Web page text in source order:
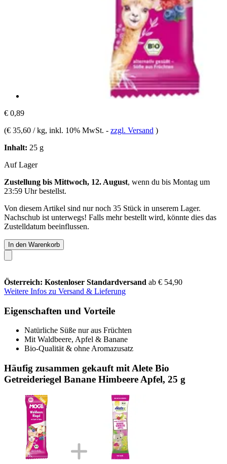
€ 0,89
(€ 35,60 / kg, inkl. 10% MwSt. - zzgl. Versand )
Inhalt: 25 g
Auf Lager
Zustellung bis Mittwoch, 12. August, wenn du bis Montag um
23:59 Uhrbestellst.
Von diesem Artikel sind nur noch 35 Stück in unserem Lager.
Nachschub ist unterwegs! Falls mehr bestellt wird, könnte dies das
Zustelldatum beeinflussen.
In den Warenkorb
Österreich: Kostenloser Standardversand ab € 54,90
Weitere Infos zu Versand & Lieferung
Eigenschaften und Vorteile
Natürliche Süße nur aus Früchten
Mit Waldbeere, Apfel & Banane
Bio-Qualität & ohne Aromazusatz
Häufig zusammen gekauft mit Alete Bio
Getreideriegel Banane Himbeere Apfel, 25 g